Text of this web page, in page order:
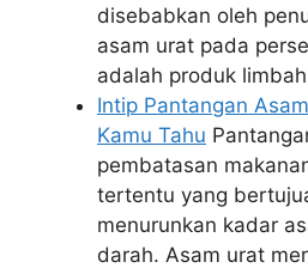
disebabkan oleh
asam urat pada
adalah produk
Intip Pantangan
Kamu Tahu
pembatasan
tertentu yang
menurunkan kadar
darah. Asam urat